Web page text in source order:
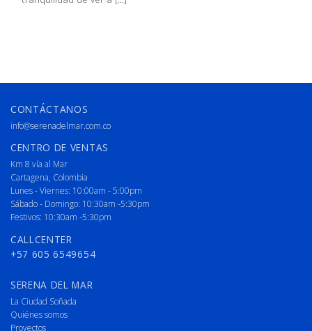
CONTÁCTANOS
info@serenadelmar.com.co
CENTRO DE VENTAS
Km 8 vía al Mar
Cartagena, Colombia
Lunes - Viernes: 10:00am - 5:00pm
Sábado - Domingo: 10:30am -5:30pm
Festivos: 10:30am -5:30pm
CALLCENTER
+57 605 6549654
SERENA DEL MAR
La Ciudad Soñada
Quiénes somos
Proyectos